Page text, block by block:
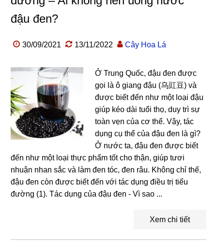
đậu đen?
30/09/2021 13/11/2022 Cây Hoa Lá
Ở Trung Quốc, đậu đen được
gọi là ô giang đậu (乌豇豆) và
được biết đến như một loại đậu
giúp kéo dài tuổi thọ, duy trì sự
toàn vẹn của cơ thể. Vậy, tác
dụng cụ thể của đậu đen là gì?
Ở nước ta, đậu đen được biết
đến như một loại thực phẩm tốt cho thận, giúp tươi
nhuận nhan sắc và làm đen tóc, đen râu. Không chỉ thế,
đậu đen còn được biết đến với tác dụng điều trị tiểu
đường (1). Tác dụng của đậu đen - Vì sao ...
Xem chi tiết